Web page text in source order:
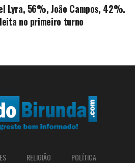
Lyra, 56%, João Campos, 42%.
no primeiro turno
RELIGIÃO POLÍTICA